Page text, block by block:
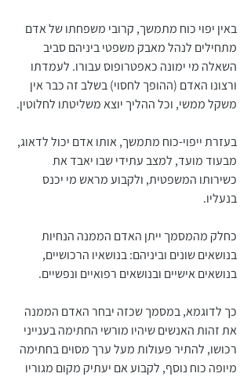
באין יפוי כוח מתמשך, קרובי משפחתו של אדם
מתחילים לנהל מאבק משפטי ביניהם סביב
השאלה מי ימונה כאפטרופוס עבורו. לעמדתו
ורצונו האדם (ההופך לחסוי) בשלב זה כבר אין
משקל ממשי, וכל ההליך יוצא משליטתו לחלוטין.
בעזרת ייפוי-כוח מתמשך, אותו אדם יכול לדאוג,
מבעוד מועד, למצב עתידי שבו יאבד את
כשירותו המשפטית, ולקבוע מראש מי יכנס
בנעליו.
כחלק מהמסמך ייתן האדם הממנה הנחיות
בנושאים שונים וביניהם: בנושאיו הרכושיים,
בנושאים אישיים ובנושאים רפואיים ונפשיים.
כך לדוגמא, במסמך שכזה יבחר האדם הממנה
את זהות האנשים שיהיו מורשי החתימה בענייני
רכושו, להתיר פעולות מעל ערך מסוים בחתימה
מיופה כוח נוסף, לקבוע אם יעתיק מקום מגוריו